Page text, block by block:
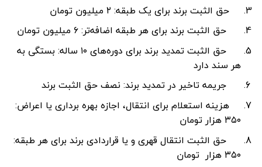
حق الثبت برند برای یک طبقه: ۲ میلیون تومان
حق الثبت برند برای هر طبقه اضافه‌تر: ۶ میلیون تومان
حق الثبت تمدید برند برای دوره‌های ۱۰ ساله: بستگی به
هر سند دارد
جریمه تاخیر در تمدید برند: نصف حق الثبت برند
هزینه استعلام برای انتقال، اجازه بهره ‌برداری یا اعراض:
۳۵۰ هزار تومان
حق الثبت انتقال قهری و یا قراردادی برند برای هر طبقه:
۳۵۰ هزار
تومان